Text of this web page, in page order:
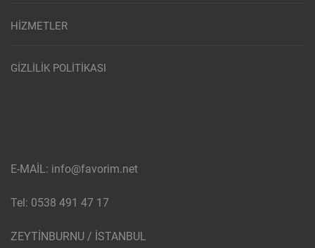
HİZMETLER
GİZLİLİK POLİTİKASI
E-MAİL: info@favorim.net
Tel: 0538 491 47 17
ZEYTİNBURNU / İSTANBUL